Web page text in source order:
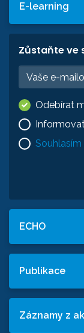
E-learning
Zůstaňte ve
Odebírat
Souhlasím
ECHO
Publikace
Záznamy z